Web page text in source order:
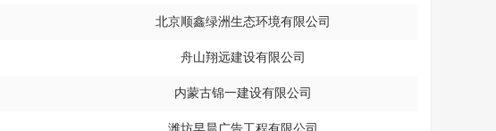
北京顺鑫绿洲生态环境有限公司
舟山翔远建设有限公司
内蒙古锦一建设有限公司